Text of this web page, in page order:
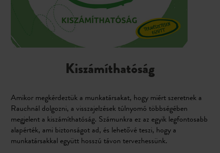
Kiszámíthatóság
Amikor megkérdeztük a munkatársakat, hogy miért szeretnek a
Rauchnál dolgozni, a visszajelzések túlnyomó többségében
megjelent a kiszámíthatóság. Számunkra ez az egyik legfontosabb
alapérték, ami biztonságot ad, és lehetővé teszi, hogy a
munkatársakkal együtt hosszú távon tervezhessünk.